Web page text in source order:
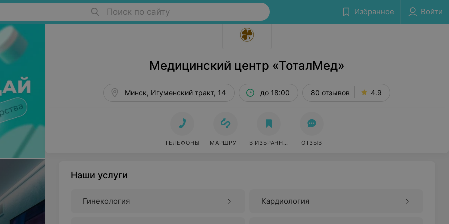
Поиск по сайту Избранное Войти
Медицинские центры в Минске Сообщить об ошибке
Медицинский центр «ТоталМед»
Минск, Игуменский тракт, 14 до 18:00 80 отзывов 4.9
ТЕЛЕФОНЫ МАРШРУТ В ИЗБРАННОЕ ОТЗЫВ
Наши услуги
Гинекология Кардиология